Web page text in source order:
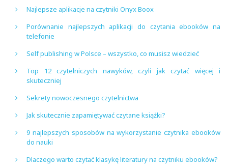
Najlepsze aplikacje na czytniki Onyx Boox
Porównanie najlepszych aplikacji do czytania ebooków na
telefonie
Self publishing w Polsce – wszystko, co musisz wiedzieć
Top 12 czytelniczych nawyków, czyli jak czytać więcej i
skuteczniej
Sekrety nowoczesnego czytelnictwa
Jak skutecznie zapamiętywać czytane książki?
9 najlepszych sposobów na wykorzystanie czytnika ebooków
do nauki
Dlaczego warto czytać klasykę literatury na czytniku ebooków?